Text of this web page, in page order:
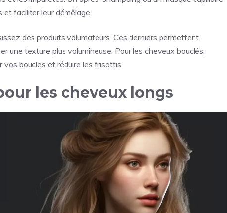
faciliter leur démêlage.
des produits volumateurs. Ces derniers permettent
une texture plus volumineuse. Pour les cheveux bouclés,
boucles et réduire les frisottis.
les cheveux longs